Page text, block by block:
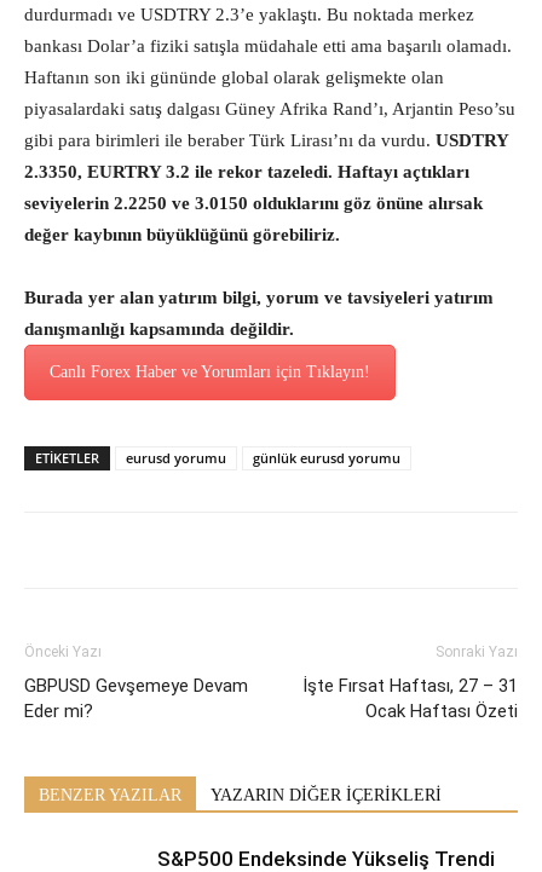
durdurmadı ve USDTRY 2.3’e yaklaştı. Bu noktada merkez
bankası Dolar’a fiziki satışla müdahale etti ama başarılı olamadı.
Haftanın son iki gününde global olarak gelişmekte olan
piyasalardaki satış dalgası Güney Afrika Rand’ı, Arjantin Peso’su
gibi para birimleri ile beraber Türk Lirası’nı da vurdu. USDTRY
2.3350, EURTRY 3.2 ile rekor tazeledi. Haftayı açtıkları
seviyelerin 2.2250 ve 3.0150 olduklarını göz önüne alırsak
değer kaybının büyüklüğünü görebiliriz.
Burada yer alan yatırım bilgi, yorum ve tavsiyeleri yatırım
danışmanlığı kapsamında değildir.
Canlı Forex Haber ve Yorumları için Tıklayın!
ETİKETLER eurusd yorumu günlük eurusd yorumu
Önceki Yazı
GBPUSD Gevşemeye Devam
Eder mi?
Sonraki Yazı
İşte Fırsat Haftası, 27 – 31
Ocak Haftası Özeti
BENZER YAZILAR YAZARIN DİĞER İÇERİKLERİ
S&P500 Endeksinde Yükseliş Trendi